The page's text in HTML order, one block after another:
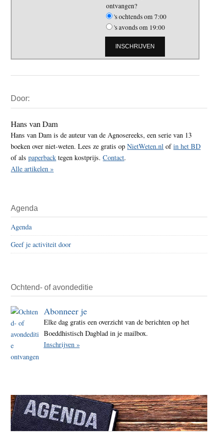
ontvangen?
's ochtends om 7:00
's avonds om 19:00
Sidebar
Door:
Hans van Dam
Hans van Dam is de auteur van de Agnosereeks, een serie van 13
boeken over niet-weten. Lees ze gratis opNietWeten.nl ofin het BD
of alspaperback tegen kostprijs.Contact.
Alle artikelen »
Agenda
Agenda
Geef je activiteit door
Ochtend- of avondeditie
Abonneer je
Elke dag gratis een overzicht van de berichten op het
Boeddhistisch Dagblad in je mailbox.
Inschrijven »